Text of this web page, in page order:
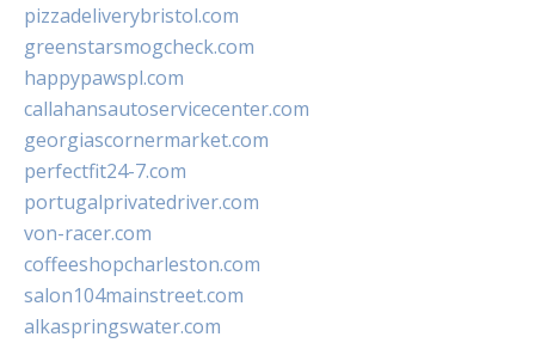
pizzadeliverybristol.com
greenstarsmogcheck.com
happypawspl.com
callahansautoservicecenter.com
georgiascornermarket.com
perfectfit24-7.com
portugalprivatedriver.com
von-racer.com
coffeeshopcharleston.com
salon104mainstreet.com
alkaspringswater.com